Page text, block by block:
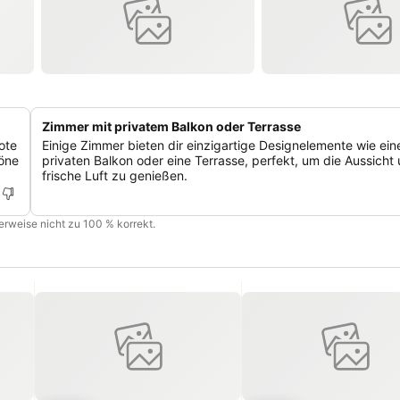
Zimmer mit privatem Balkon oder Terrasse
Einige Zimmer bieten dir einzigartige Designelemente wie
privaten Balkon oder eine Terrasse, perfekt, um die Aussicht
frische Luft zu genießen.
nicht zu 100 % korrekt.